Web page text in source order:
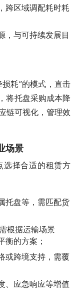
跨区域调配耗时耗
，与可持续发展目
耗”的模式，直击
将托盘采购成本降
链可视化，管理效
场景
选择合适的租赁方
托盘等，需匹配货
根据运输场景
衡的方案；
或跨境支持，需覆
、应急响应等增值